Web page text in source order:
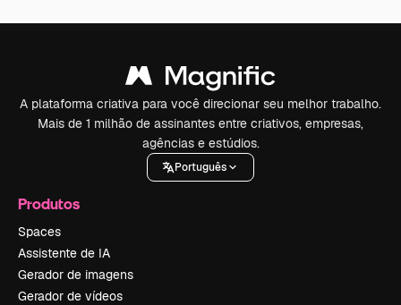
A plataforma criativa para você direcionar seu melhor trabalho.
Mais de 1 milhão de assinantes entre criativos, empresas,
agências e estúdios.
Português
Produtos
Spaces
Assistente de IA
Gerador de imagens
Gerador de vídeos